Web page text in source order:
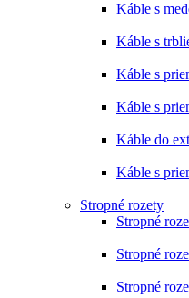
Káble s
Káble s
Káble s
Káble s
Káble do
Káble s
Stropné rozety
Stropné
Stropné
Stropné